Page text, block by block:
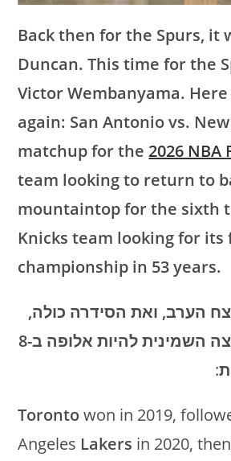
Back then for the Spurs, it
Duncan. This time for the
Victor Wembanyama.
again: San Antonio vs.
matchup for the2026 NBA
team looking to return to
mountaintop for the sixth
Knicks team looking for its
championship in 53 years.
הערב, ואת הסידרה כולה,
היא תהיה הקבוצה השמינית להיות אלופה ב-8
:
Torontowon in 2019,
Angeles Lakers in 2020, then